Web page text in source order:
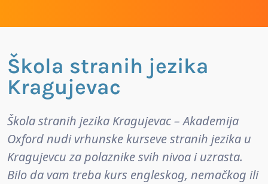
Škola stranih jezika
Kragujevac
Škola stranih jezika Kragujevac – Akademija
Oxford nudi vrhunske kurseve stranih jezika u
Kragujevcu za polaznike svih nivoa i uzrasta.
Bilo da vam treba kurs engleskog, nemačkog ili